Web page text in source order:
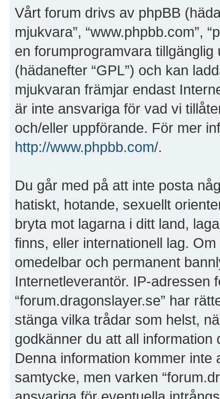
Vårt forum drivs av phpBB
mjukvara”, “www.phpbb.com”,
en forumprogramvara tillgänglig
(hädanefter “GPL”) och kan
mjukvaran främjar endast
är inte ansvariga för vad vi
och/eller uppförande. För mer
http://www.phpbb.com/.
Du går med på att inte posta
hatiskt, hotande, sexuellt
bryta mot lagarna i ditt land,
finns, eller internationell lag.
omedelbar och permanent
Internetleverantör. IP-adressen
“forum.dragonslayer.se” har
stänga vilka trådar som helst,
godkänner du att all
Denna information kommer
samtycke, men varken